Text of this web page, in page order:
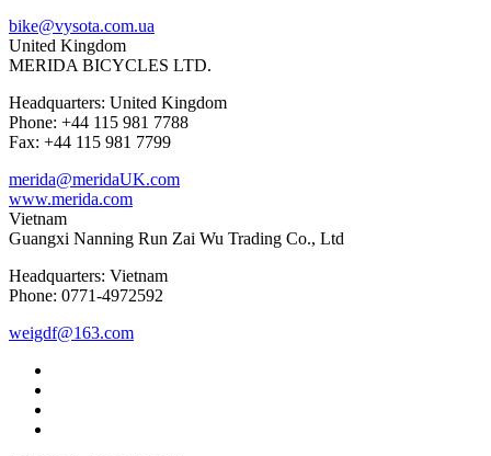
bike@vysota.com.ua
United Kingdom
MERIDA BICYCLES LTD.
Headquarters: United Kingdom
Phone: +44 115 981 7788
Fax: +44 115 981 7799
merida@meridaUK.com
www.merida.com
Vietnam
Guangxi Nanning Run Zai Wu Trading Co., Ltd
Headquarters: Vietnam
Phone: 0771-4972592
weigdf@163.com